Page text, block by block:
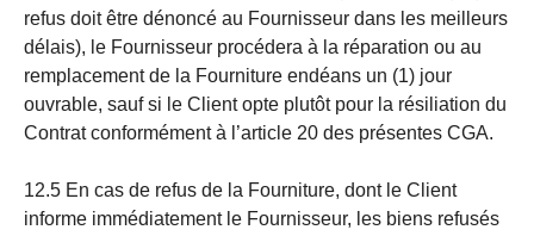
refus doit être dénoncé au Fournisseur dans les meilleurs
délais), le Fournisseur procédera à la réparation ou au
remplacement de la Fourniture endéans un (1) jour
ouvrable, sauf si le Client opte plutôt pour la résiliation du
Contrat conformément à l’article 20 des présentes CGA.
12.5 En cas de refus de la Fourniture, dont le Client
informe immédiatement le Fournisseur, les biens refusés